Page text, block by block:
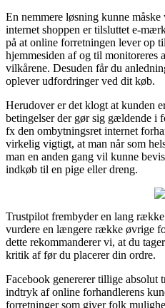
En nemmere løsning kunne
internet shoppen er tilsluttet e-
på at online forretningen lever op
hjemmesiden af og til monitoreres
vilkårene. Desuden får du
oplever udfordringer ved dit køb.
Herudover er det klogt at kunden
betingelser der gør sig gældende i
fx den ombytningsret internet
virkelig vigtigt, at man når som
man en anden gang vil kunne
indkøb til en pige eller dreng.
Trustpilot frembyder en lang
vurdere en længere række øvrige
dette rekommanderer vi, at du
kritik af før du placerer din ordre.
Facebook genererer tillige absolut
indtryk af online forhandlerens
forretninger som giver folk